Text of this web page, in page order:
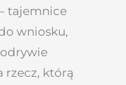
tajemnice
wniosku,
rzecz, którą